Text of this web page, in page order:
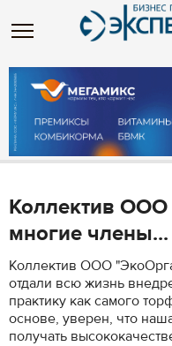
Коллектив
многие члены...
Коллектив ООО
отдали всю жизнь
практику как самого
основе, уверен, что
получать